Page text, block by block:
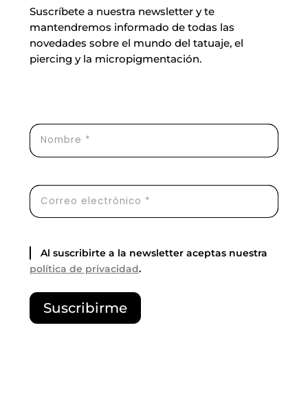
Suscríbete a nuestra newsletter y te
mantendremos informado de todas las
novedades sobre el mundo del tatuaje, el
piercing y la micropigmentación.
Al suscribirte a la newsletter aceptas nuestra
política de privacidad.
P
o
Suscribirme